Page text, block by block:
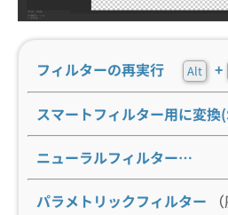
フィルターの再実行 Alt +
スマートフィルター用に変換
ニューラルフィルター…
パラメトリックフィルター